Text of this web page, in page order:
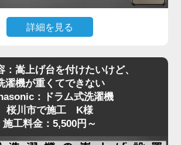
た」とお喜びいただきました。
には、扉や壁、水栓の位置などさま
係します。搬入の難しい住宅でも対
で判断し、最適な方法で確実に設置
詳細を見る
たご相談は、ドラム式洗濯機に特に
。今回、桜川市で施工させていただ
宅もまさにそのケースでした。購入
のドラム式洗濯機。設置スペ
ンがありましたが、既設の蛇口（水
：嵩上げ台を付けたいけど、
濯機が重くてできない
：ドラム式洗濯機
桜川市で施工 K様
施工料金：5,500円～